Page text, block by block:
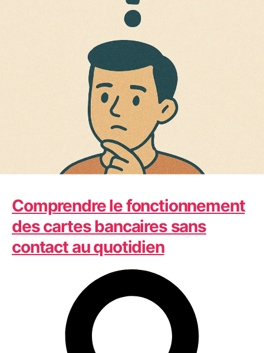
Technologie
Comprendre le fonctionnement
des cartes bancaires sans
contact au quotidien